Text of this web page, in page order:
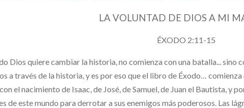
LA VOLUNTAD DE DIOS A MI
ÉXODO 2:11-15
Dios quiere cambiar la historia, no comienza con una batalla... sino
a través de la historia, y es por eso que el libro de Éxodo…
el nacimiento de Isaac, de José, de Samuel, de Juan el Bautista, y
de este mundo para derrotar a sus enemigos más poderosos. Las